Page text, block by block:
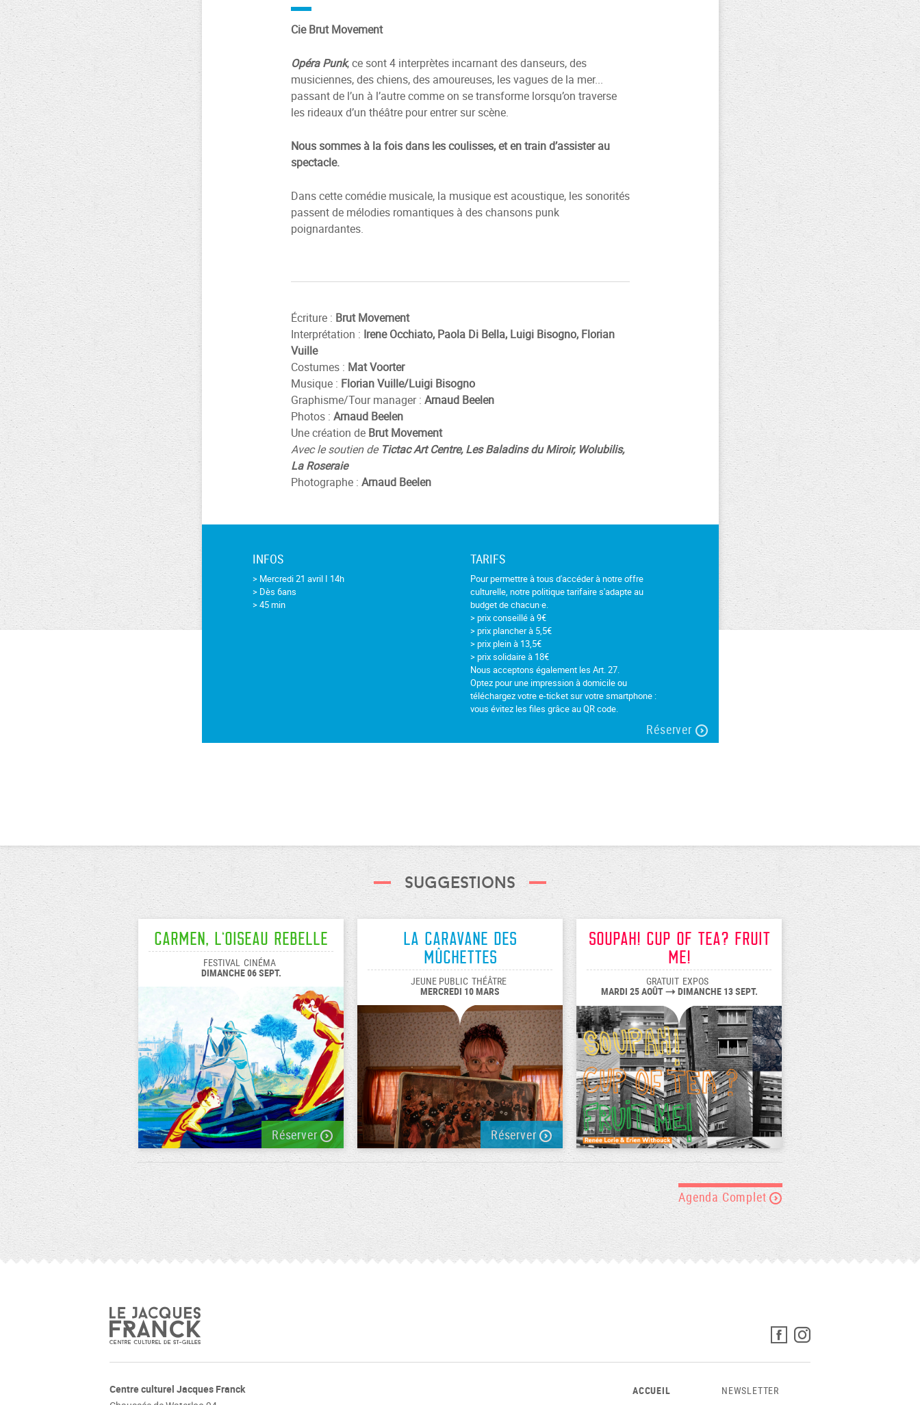
Cie Brut Movement
Opéra Punk, ce sont 4 interprètes incarnant des danseurs, des
musiciennes, des chiens, des amoureuses, les vagues de la mer...
passant de l’un à l’autre comme on se transforme lorsqu’on traverse
les rideaux d’un théâtre pour entrer sur scène.
Nous sommes à la fois dans les coulisses, et en train d’assister au
spectacle.
Dans cette comédie musicale, la musique est acoustique, les sonorités
passent de mélodies romantiques à des chansons punk
poignardantes.
Écriture : Brut Movement
Interprétation : Irene Occhiato, Paola Di Bella, Luigi Bisogno, Florian
Vuille
Costumes : Mat Voorter
Musique : Florian Vuille/Luigi Bisogno
Graphisme/Tour manager : Arnaud Beelen
Photos : Arnaud Beelen
Une création de Brut Movement
Avec le soutien de Tictac Art Centre, Les Baladins du Miroir, Wolubilis,
La Roseraie
Photographe : Arnaud Beelen
INFOS
> Mercredi 21 avril I 14h
> Dès 6ans
> 45 min
TARIFS
Pour permettre à tous d'accéder à notre offre
culturelle, notre politique tarifaire s'adapte au
budget de chacun·e.
> prix conseillé à 9€
> prix plancher à 5,5€
> prix plein à 13,5€
> prix solidaire à 18€
Nous acceptons également les Art. 27.
Optez pour une impression à domicile ou
téléchargez votre e-ticket sur votre smartphone :
vous évitez les files grâce au QR code.
Réserver
Suggestions
Carmen, l’oiseau rebelle
FESTIVAL CINÉMA
DIMANCHE 06 SEPT.
Réserver
La caravane des
Mûchettes
JEUNE PUBLIC THÉÂTRE
MERCREDI 10 MARS
Réserver
Soupah! Cup of tea? Fruit
me!
GRATUIT EXPOS
MARDI 25 AOÛT DIMANCHE 13 SEPT.
Agenda Complet
Centre culturel Jacques Franck
ACCUEIL
NEWSLETTER